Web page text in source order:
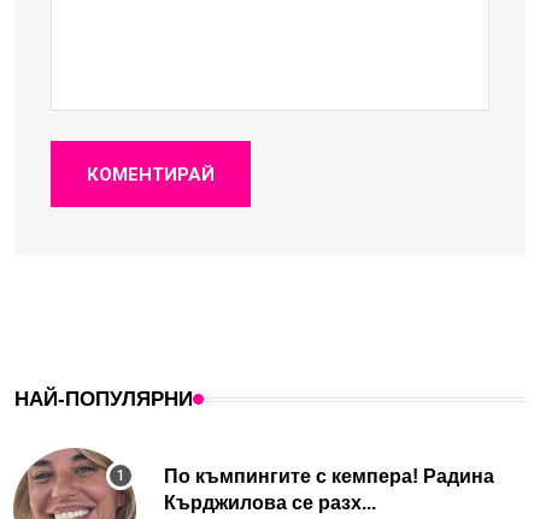
КОМЕНТИРАЙ
НАЙ-ПОПУЛЯРНИ
По къмпингите с кемпера! Радина
Кърджилова се разх...